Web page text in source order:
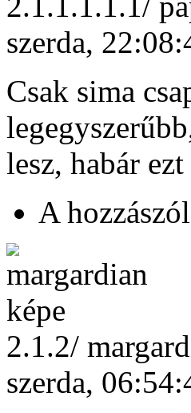
szerda,
Csak sima
lesz, habár
A
2.1.2/
szerda,